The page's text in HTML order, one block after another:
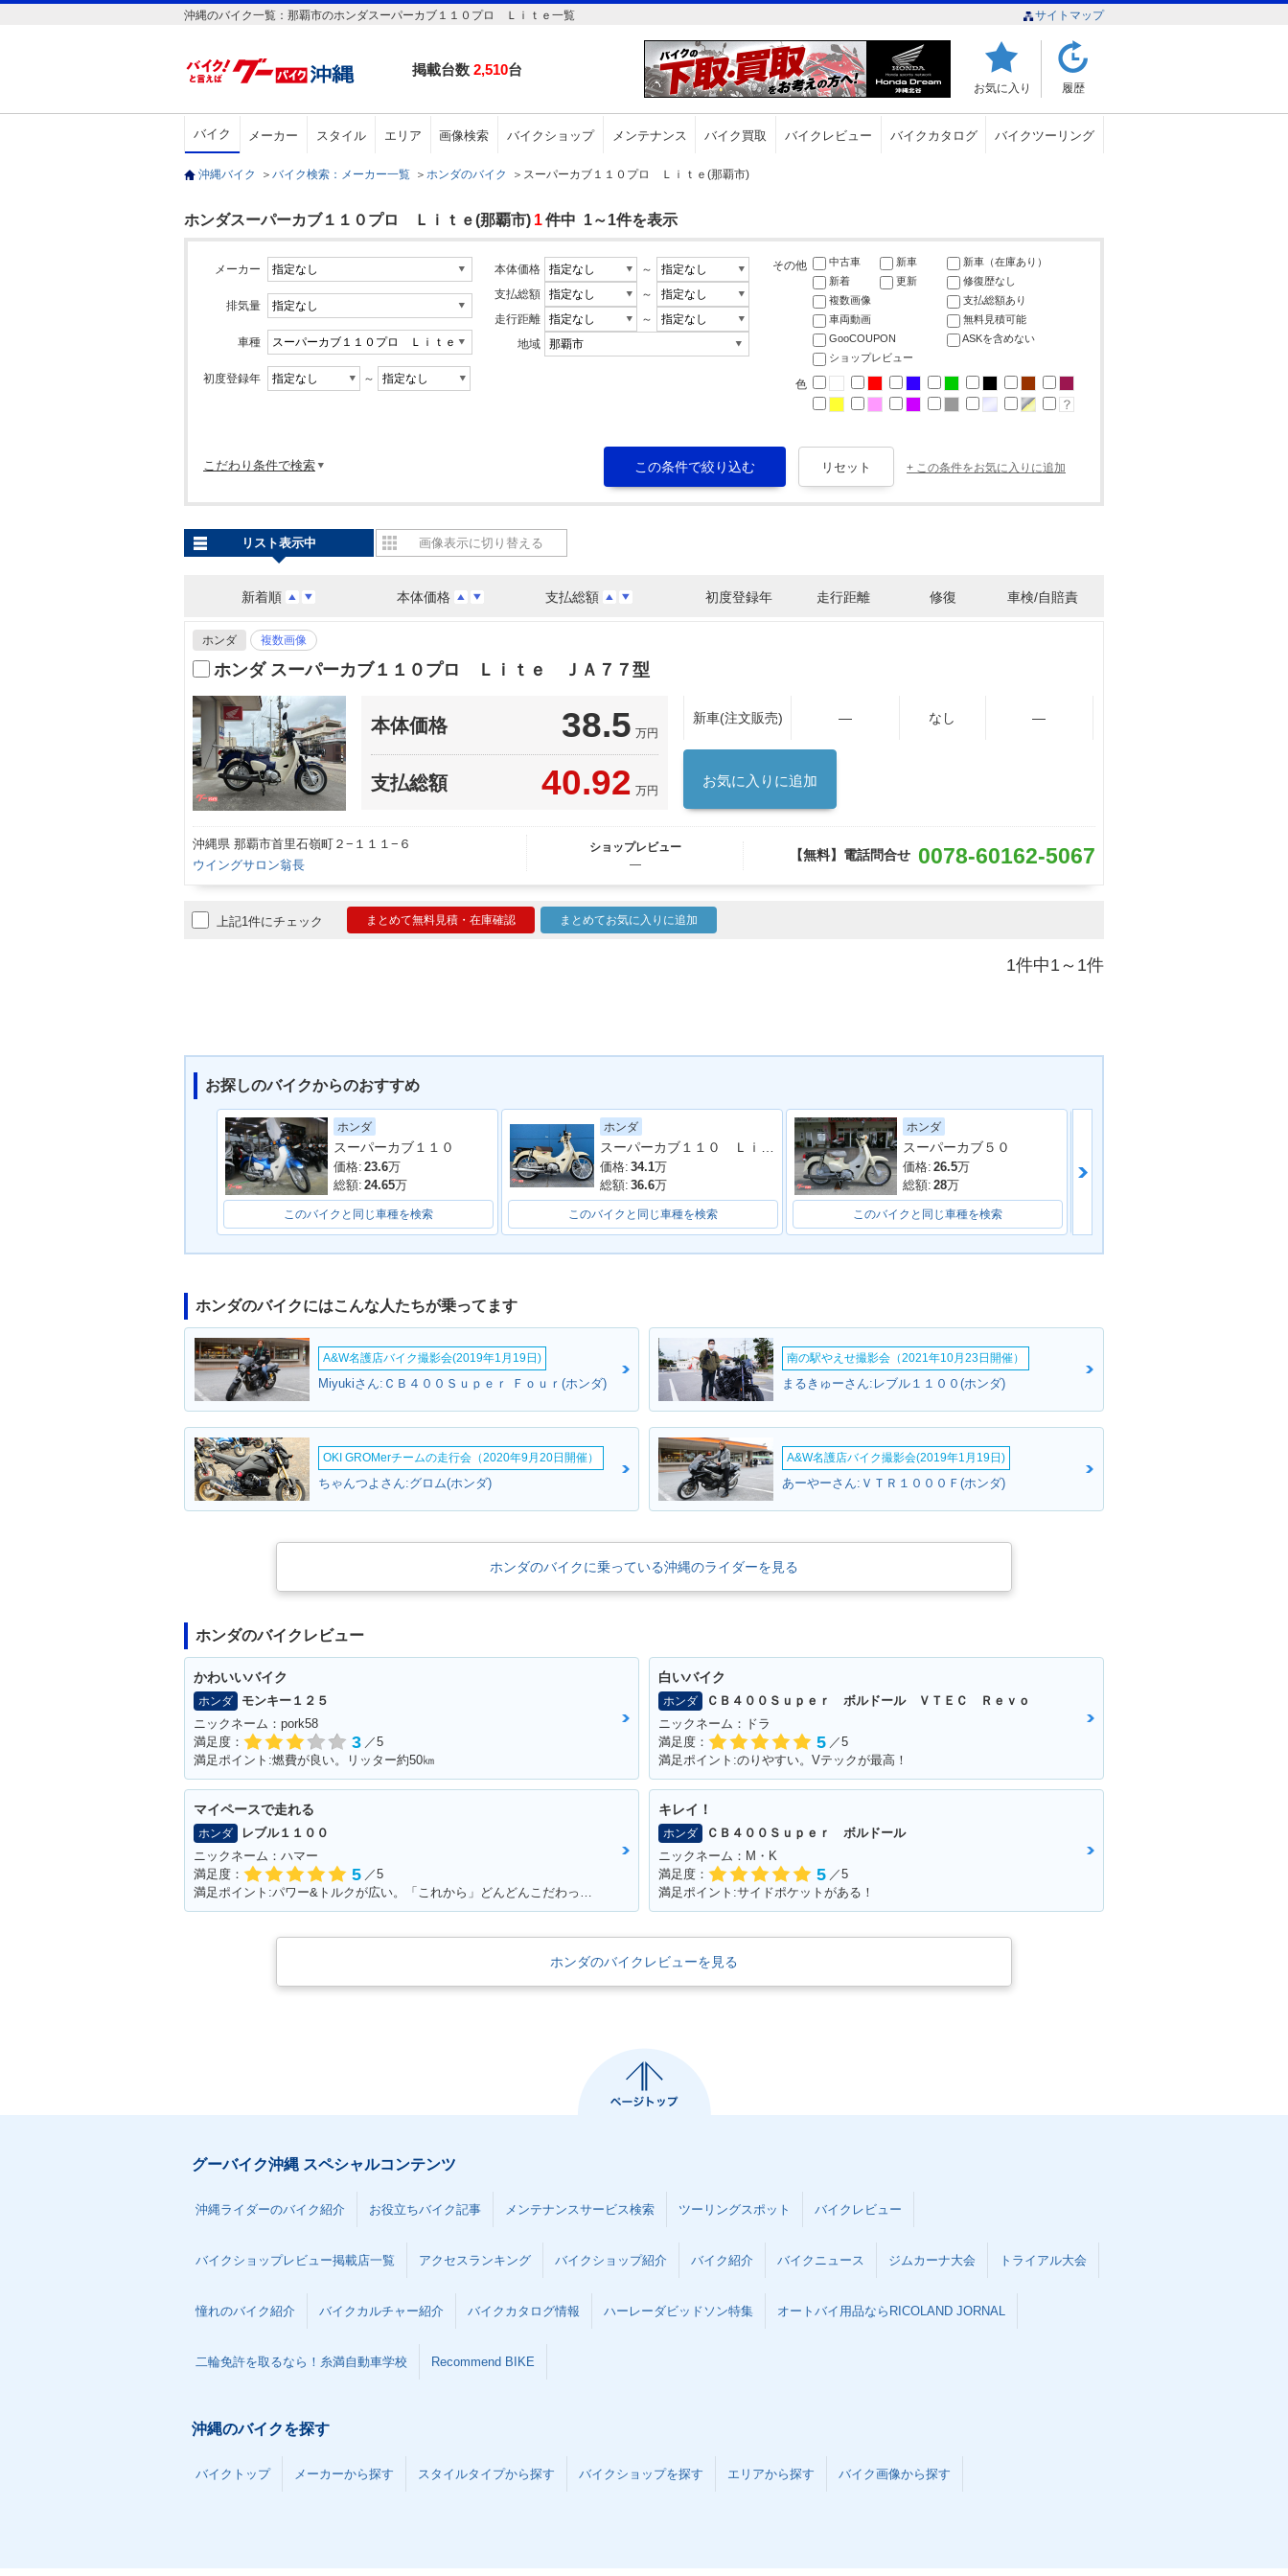
沖縄のバイク一覧：那覇市のホンダスーパーカブ１１０プロ Ｌｉｔｅ一覧 サイトマップ
掲載台数 2,510台
お気に入り 履歴
バイク メーカー スタイル エリア 画像検索 バイクショップ メンテナンス バイク買取 バイクレビュー バイクカタログ バイクツーリング
沖縄バイク ＞ バイク検索：メーカー一覧 ＞ ホンダのバイク ＞ スーパーカブ１１０プロ Ｌｉｔｅ(那覇市)
ホンダスーパーカブ１１０プロ Ｌｉｔｅ(那覇市) 1件中 1～1件を表示
メーカー
排気量
車種
初度登録年 ～
本体価格
～
支払総額
～
走行距離
～
地域
その他 中古車 新車
新車（在庫あり）
新着
更新
修復歴なし
複数画像
支払総額あり
車両動画
無料見積可能
GooCOUPON
ASKを含めない
ショップレビュー
色
こだわり条件で検索 + この条件をお気に入りに追加
新着順 本体価格 支払総額 初度登録年 走行距離 修復 車検/自賠責
リスト表示中 画像表示に切り替える
ホンダ 複数画像
ホンダ スーパーカブ１１０プロ Ｌｉｔｅ ＪＡ７７型
本体価格 38.5 万円
支払総額 40.92 万円
新車(注文販売) ― なし ―
お気に入りに追加
沖縄県 那覇市首里石嶺町２−１１１−６
ウイングサロン翁長
ショップレビュー
―
【無料】電話問合せ 0078-60162-5067
上記1件にチェック まとめて無料見積・在庫確認 まとめてお気に入りに追加
1件中1～1件
お探しのバイクからのおすすめ
ホンダ
スーパーカブ１１０
価格: 23.6万
総額: 24.65万
このバイクと同じ車種を検索
ホンダ
価格: 34.1万
総額: 36.6万
このバイクと同じ車種を検索
ホンダ
スーパーカブ５０
価格: 26.5万
総額: 28万
このバイクと同じ車種を検索
ホンダのバイクにはこんな人たちが乗ってます
A&W名護店バイク撮影会(2019年1月19日)
Miyukiさん:ＣＢ４００Ｓｕｐｅｒ Ｆｏｕｒ(ホンダ)
南の駅やえせ撮影会（2021年10月23日開催）
まるきゅーさん:レブル１１００(ホンダ)
OKI GROMerチームの走行会（2020年9月20日開催）
ちゃんつよさん:グロム(ホンダ)
A&W名護店バイク撮影会(2019年1月19日)
あーやーさん:ＶＴＲ１０００Ｆ(ホンダ)
ホンダのバイクに乗っている沖縄のライダーを見る
ホンダのバイクレビュー
かわいいバイク
ホンダ
モンキー１２５
ニックネーム：pork58
満足度：
3 ／5
満足ポイント:燃費が良い。リッター約50㎞
白いバイク
ホンダ
ＣＢ４００Ｓｕｐｅｒ ボルドール ＶＴＥＣ Ｒｅｖｏ
ニックネーム：ドラ
満足度：
5 ／5
満足ポイント:のりやすい。Vテックが最高！
マイペースで走れる
ホンダ
レブル１１００
ニックネーム：ハマー
満足度：
5 ／5
満足ポイント:パワー&トルクが広い。「これから」どんどんこだわっていくのが楽しみ！
キレイ！
ホンダ
ＣＢ４００Ｓｕｐｅｒ ボルドール
ニックネーム：M・K
満足度：
5 ／5
満足ポイント:サイドポケットがある！
ホンダのバイクレビューを見る
グーバイク沖縄 スペシャルコンテンツ
沖縄ライダーのバイク紹介 お役立ちバイク記事 メンテナンスサービス検索 ツーリングスポット バイクレビュー
バイクショップレビュー掲載店一覧 アクセスランキング バイクショップ紹介 バイク紹介 バイクニュース ジムカーナ大会 トライアル大会
憧れのバイク紹介 バイクカルチャー紹介 バイクカタログ情報 ハーレーダビッドソン特集 オートバイ用品ならRICOLAND JORNAL
二輪免許を取るなら！糸満自動車学校 Recommend BIKE
沖縄のバイクを探す
バイクトップ メーカーから探す スタイルタイプから探す バイクショップを探す エリアから探す バイク画像から探す